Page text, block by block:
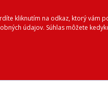
kliknutím na odkaz, ktorý vám
údajov. Súhlas môžete